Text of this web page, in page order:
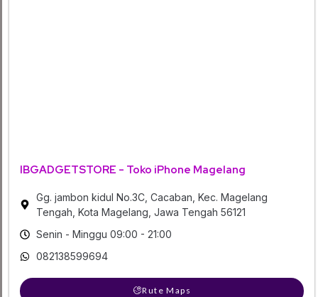
IBGADGETSTORE - Toko iPhone Magelang
Gg. jambon kidul No.3C, Cacaban, Kec. Magelang
Tengah, Kota Magelang, Jawa Tengah 56121
Senin - Minggu 09:00 - 21:00
082138599694
Rute Maps